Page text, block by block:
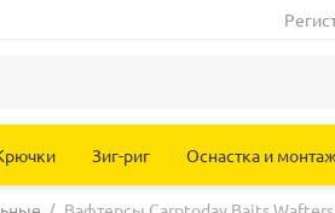
Зиг-риг Оснастка и